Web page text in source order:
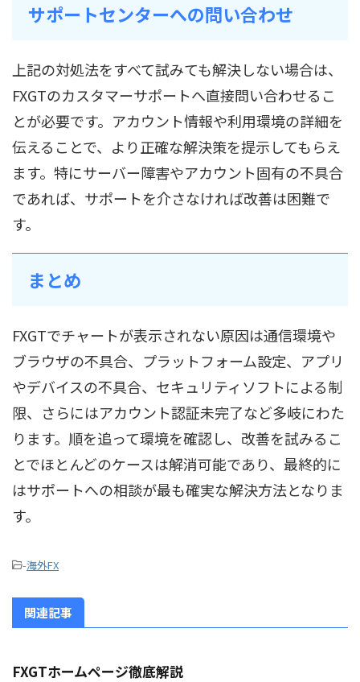
サポートセンターへの問い合わせ
上記の対処法をすべて試みても解決しない場合は、
FXGTのカスタマーサポートへ直接問い合わせるこ
とが必要です。アカウント情報や利用環境の詳細を
伝えることで、より正確な解決策を提示してもらえ
ます。特にサーバー障害やアカウント固有の不具合
であれば、サポートを介さなければ改善は困難で
す。
まとめ
FXGTでチャートが表示されない原因は通信環境や
ブラウザの不具合、プラットフォーム設定、アプリ
やデバイスの不具合、セキュリティソフトによる制
限、さらにはアカウント認証未完了など多岐にわた
ります。順を追って環境を確認し、改善を試みるこ
とでほとんどのケースは解消可能であり、最終的に
はサポートへの相談が最も確実な解決方法となりま
す。
-海外FX
関連記事
FXGTホームページ徹底解説